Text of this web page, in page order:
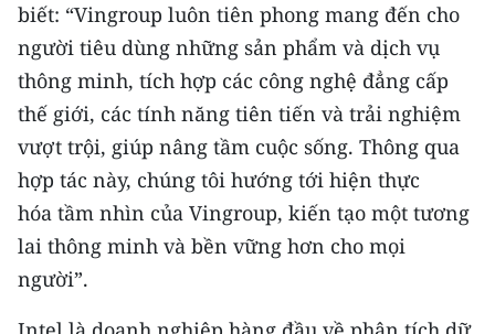
TIN ĐỊA PHƯƠNG
Trung du và miền núi phía Bắc
Đồng bằng sông Hồng
Bắc Trung Bộ
Duyên hải Nam Trung Bộ và Tây
Nguyên
Đông Nam Bộ
biết: “Vingroup luôn tiên phong mang đến cho
người tiêu dùng những sản phẩm và dịch vụ
thông minh, tích hợp các công nghệ đẳng cấp
thế giới, các tính năng tiên tiến và trải nghiệm
vượt trội, giúp nâng tầm cuộc sống. Thông qua
hợp tác này, chúng tôi hướng tới hiện thực
hóa tầm nhìn của Vingroup, kiến tạo một tương
lai thông minh và bền vững hơn cho mọi
người”.